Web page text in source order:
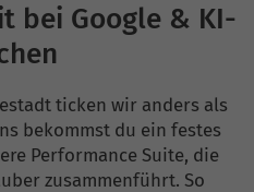
bei Google & KI-
ticken wir anders als
bekommst du ein festes
Performance Suite, die
zusammenführt. So